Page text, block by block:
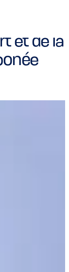
et de la